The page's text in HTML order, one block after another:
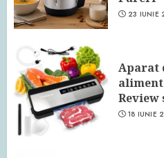
23 IUNIE
Aparat
18 IUNIE